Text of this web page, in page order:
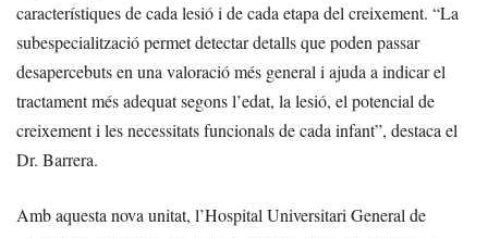
característiques de cada lesió i de cada etapa del creixement. “La
subespecialització permet detectar detalls que poden passar
desapercebuts en una valoració més general i ajuda a indicar el
tractament més adequat segons l’edat, la lesió, el potencial de
creixement i les necessitats funcionals de cada infant”, destaca el
Dr. Barrera.
Amb aquesta nova unitat, l’Hospital Universitari General de